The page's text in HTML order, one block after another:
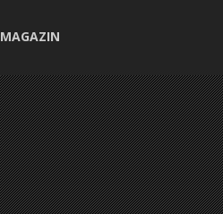
MAGAZIN